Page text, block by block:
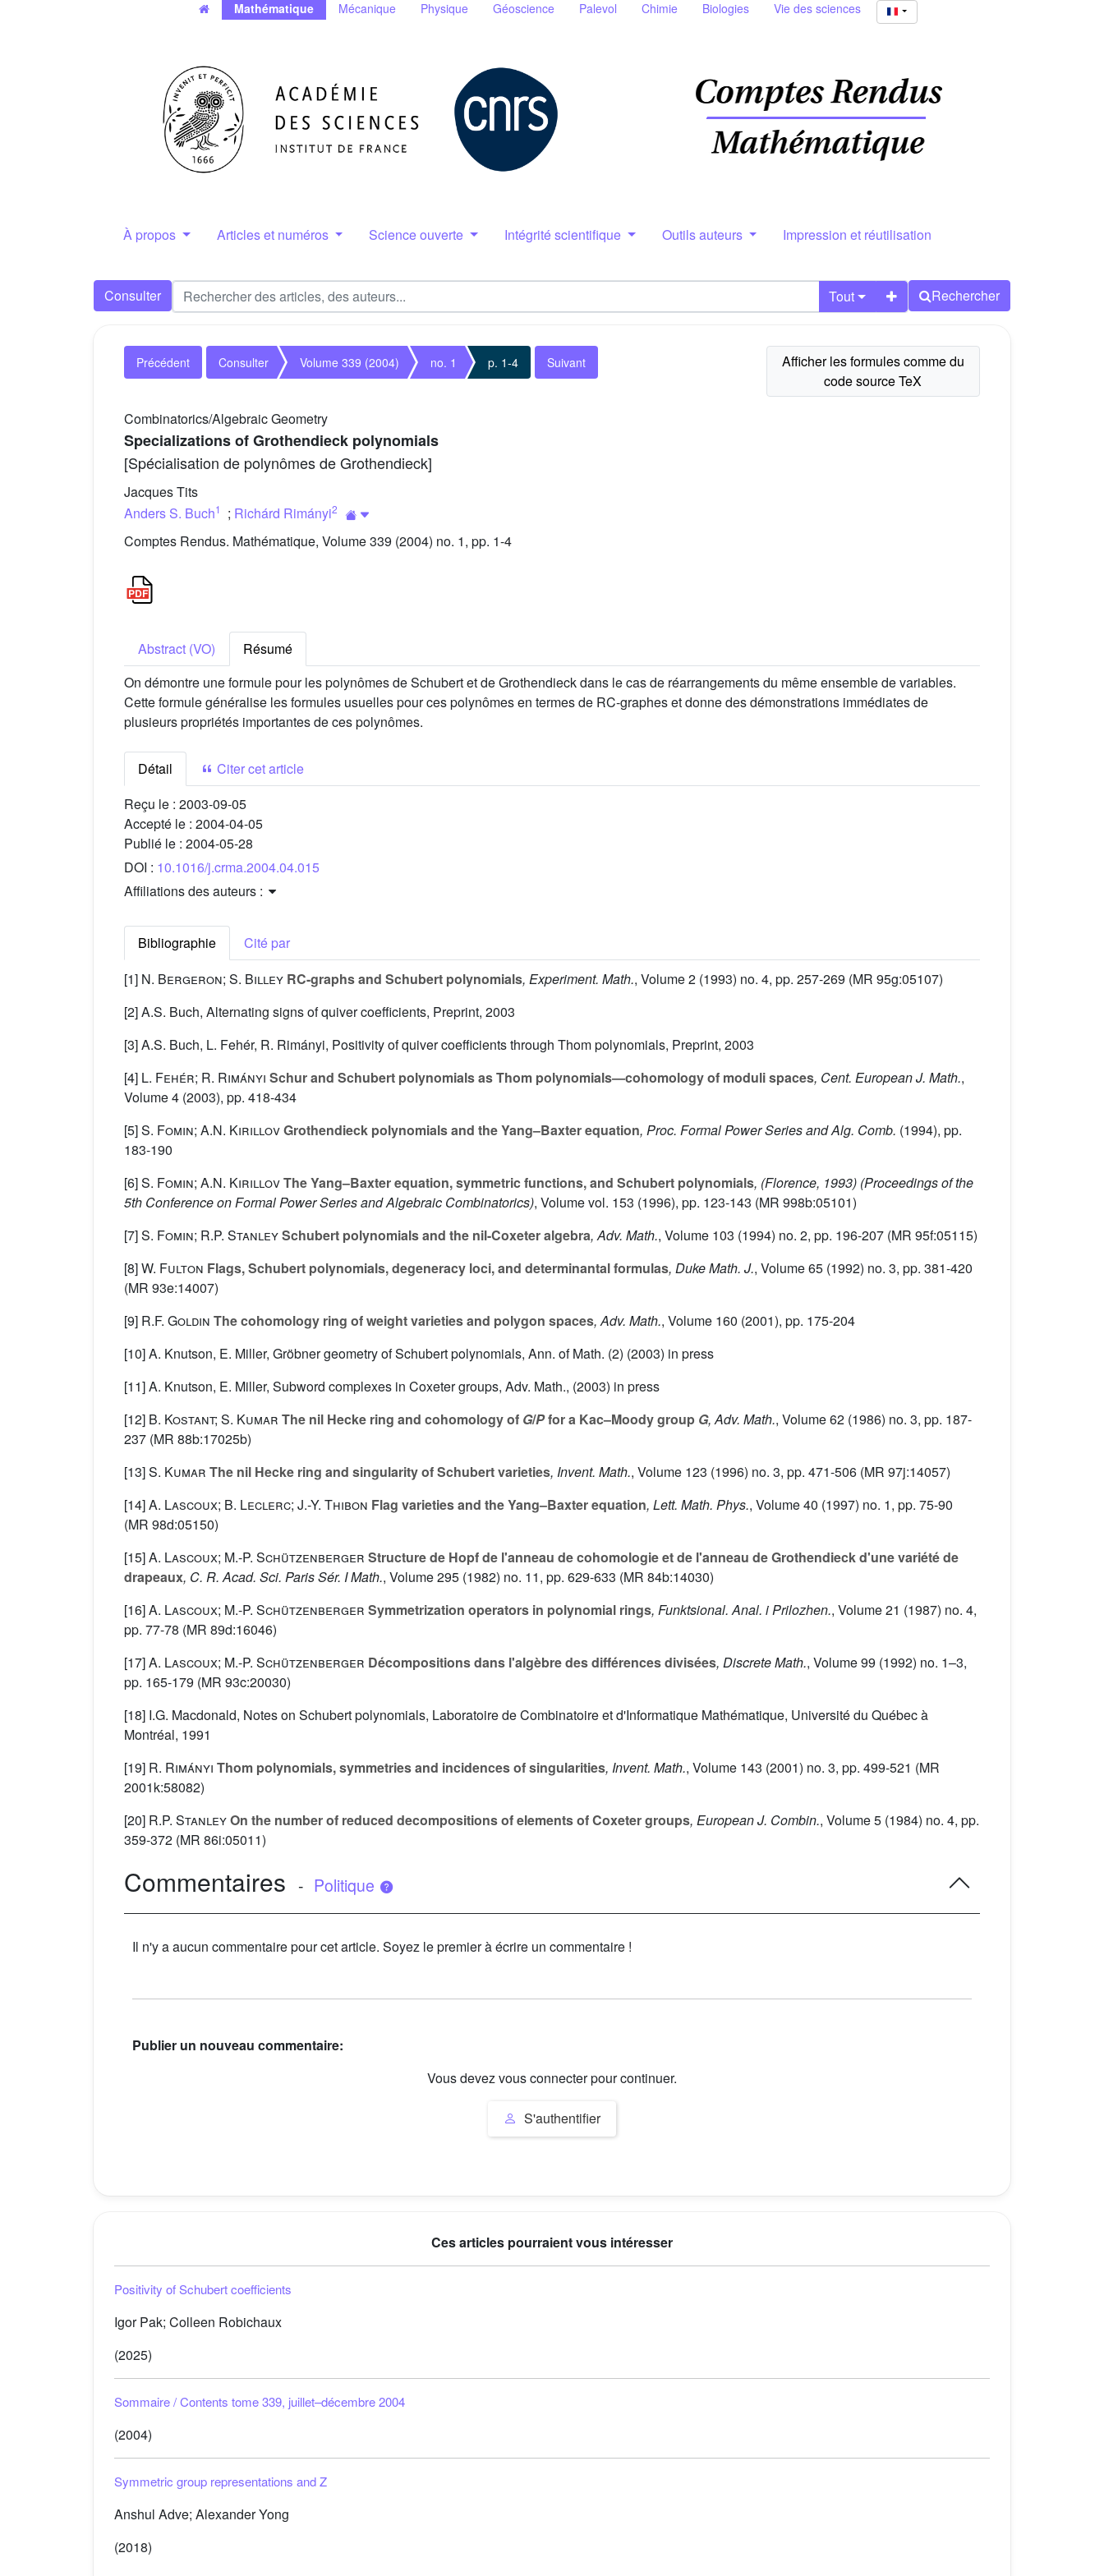
Mathématique Mécanique Physique Géoscience Palevol Chimie Biologies Vie des sciences
À propos Articles et numéros Science ouverte Intégrité scientifique Outils auteurs Impression et réutilisation
Consulter Tout Rechercher
Précédent Consulter Volume 339 (2004) no. 1 p. 1-4 Suivant
Combinatorics/Algebraic Geometry
Specializations of Grothendieck polynomials
[Spécialisation de polynômes de Grothendieck]
Jacques Tits
Anders S. Buch1 ; Richárd Rimányi2
Comptes Rendus. Mathématique, Volume 339 (2004) no. 1, pp. 1-4
Abstract (VO)
Résumé
On démontre une formule pour les polynômes de Schubert et de Grothendieck dans le cas de réarrangements du même ensemble de variables.
Cette formule généralise les formules usuelles pour ces polynômes en termes de RC-graphes et donne des démonstrations immédiates de
plusieurs propriétés importantes de ces polynômes.
Détail
Citer cet article
Reçu le : 2003-09-05
Accepté le : 2004-04-05
Publié le : 2004-05-28
DOI : 10.1016/j.crma.2004.04.015
Affiliations des auteurs :
Bibliographie
Cité par
[1] N. Bergeron; S. Billey RC-graphs and Schubert polynomials, Experiment. Math., Volume 2 (1993) no. 4, pp. 257-269 (MR 95g:05107)
[2] A.S. Buch, Alternating signs of quiver coefficients, Preprint, 2003
[3] A.S. Buch, L. Fehér, R. Rimányi, Positivity of quiver coefficients through Thom polynomials, Preprint, 2003
[4] L. Fehér; R. Rimányi Schur and Schubert polynomials as Thom polynomials—cohomology of moduli spaces, Cent. European J. Math.,
Volume 4 (2003), pp. 418-434
[5]S. Fomin; A.N. KirillovGrothendieck polynomials and the Yang–Baxter equation, Proc. Formal Power Series and Alg. Comb. (1994), pp.
183-190
[6]S. Fomin; A.N. KirillovThe Yang–Baxter equation, symmetric functions, and Schubert polynomials, (Florence, 1993) (Proceedings of the
5th Conference on Formal Power Series and Algebraic Combinatorics), Volume vol. 153 (1996), pp. 123-143 (MR 998b:05101)
[7]S. Fomin; R.P. StanleySchubert polynomials and the nil-Coxeter algebra, Adv. Math., Volume 103 (1994) no. 2, pp. 196-207 (MR 95f:05115)
[8]W. Fulton Flags, Schubert polynomials, degeneracy loci, and determinantal formulas, Duke Math. J., Volume 65 (1992) no. 3, pp. 381-420
(MR 93e:14007)
[9] R.F. Goldin The cohomology ring of weight varieties and polygon spaces, Adv. Math., Volume 160 (2001), pp. 175-204
[10] A. Knutson, E. Miller, Gröbner geometry of Schubert polynomials, Ann. of Math. (2) (2003) in press
[11] A. Knutson, E. Miller, Subword complexes in Coxeter groups, Adv. Math., (2003) in press
[12] B. Kostant; S. Kumar The nil Hecke ring and cohomology of G/Pfor a Kac–Moody group G, Adv. Math., Volume 62 (1986) no. 3, pp. 187-
237 (MR 88b:17025b)
[13]S. Kumar The nil Hecke ring and singularity of Schubert varieties, Invent. Math., Volume 123 (1996) no. 3, pp. 471-506 (MR 97j:14057)
[14]A. Lascoux; B. Leclerc; J.-Y. Thibon Flag varieties and the Yang–Baxter equation, Lett. Math. Phys., Volume 40 (1997) no. 1, pp. 75-90
(MR 98d:05150)
[15]A. Lascoux; M.-P. Schützenberger Structure de Hopf de l'anneau de cohomologie et de l'anneau de Grothendieck d'une variété de
drapeaux, C. R. Acad. Sci. Paris Sér. I Math., Volume 295 (1982) no. 11, pp. 629-633 (MR 84b:14030)
[16]A. Lascoux; M.-P. Schützenberger Symmetrization operators in polynomial rings, Funktsional. Anal. i Prilozhen., Volume 21 (1987) no. 4,
pp. 77-78 (MR 89d:16046)
[17]A. Lascoux; M.-P. Schützenberger Décompositions dans l'algèbre des différences divisées, Discrete Math., Volume 99 (1992) no. 1–3,
pp. 165-179 (MR 93c:20030)
[18] I.G. Macdonald, Notes on Schubert polynomials, Laboratoire de Combinatoire et d'Informatique Mathématique, Université du Québec à
Montréal, 1991
[19] R. Rimányi Thom polynomials, symmetries and incidences of singularities, Invent. Math., Volume 143 (2001) no. 3, pp. 499-521 (MR
2001k:58082)
[20] R.P. StanleyOn the number of reduced decompositions of elements of Coxeter groups, European J. Combin., Volume 5 (1984) no. 4, pp.
359-372 (MR 86i:05011)
Commentaires - Politique
Il n'y a aucun commentaire pour cet article. Soyez le premier à écrire un commentaire !
Publier un nouveau commentaire:
Vous devez vous connecter pour continuer.
S'authentifier
Ces articles pourraient vous intéresser
Positivity of Schubert coefficients
Igor Pak; Colleen Robichaux
(2025)
Sommaire / Contents tome 339, juillet–décembre 2004
(2004)
Symmetric group representations andZ
Anshul Adve; Alexander Yong
(2018)